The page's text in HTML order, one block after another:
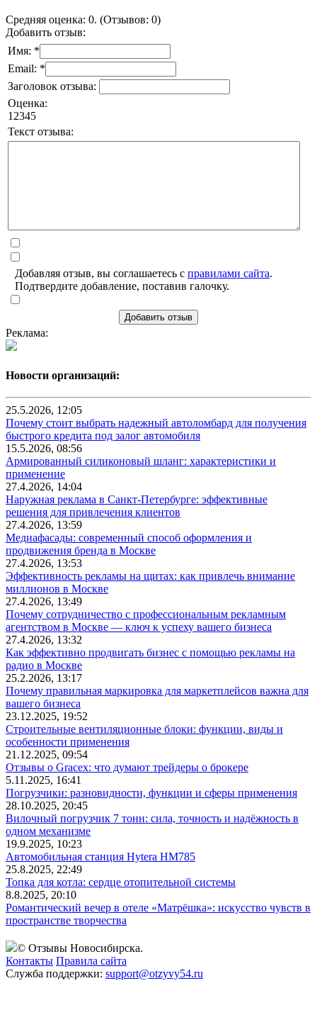
Средняя оценка: 0. (Отзывов: 0)
Добавить отзыв:
Имя: *
Email: *
Заголовок отзыва:
Оценка:
1 2345
Текст отзыва:
Добавляя отзыв, вы соглашаетесь с правилами сайта.
Подтвердите добавление, поставив галочку.
Добавить отзыв
Реклама:
Новости организаций:
25.5.2026, 12:05
Почему стоит выбрать надежный автоломбард для получения
быстрого кредита под залог автомобиля
15.5.2026, 08:56
Армированный силиконовый шланг: характеристики и
применение
27.4.2026, 14:04
Наружная реклама в Санкт-Петербурге: эффективные
решения для привлечения клиентов
27.4.2026, 13:59
Медиафасады: современный способ оформления и
продвижения бренда в Москве
27.4.2026, 13:53
Эффективность рекламы на щитах: как привлечь внимание
миллионов в Москве
27.4.2026, 13:49
Почему сотрудничество с профессиональным рекламным
агентством в Москве — ключ к успеху вашего бизнеса
27.4.2026, 13:32
Как эффективно продвигать бизнес с помощью рекламы на
радио в Москве
25.2.2026, 13:17
Почему правильная маркировка для маркетплейсов важна для
вашего бизнеса
23.12.2025, 19:52
Строительные вентиляционные блоки: функции, виды и
особенности применения
21.12.2025, 09:54
Отзывы о Gracex: что думают трейдеры о брокере
5.11.2025, 16:41
Погрузчики: разновидности, функции и сферы применения
28.10.2025, 20:45
Вилочный погрузчик 7 тонн: сила, точность и надёжность в
одном механизме
19.9.2025, 10:23
Автомобильная станция Hytera HM785
25.8.2025, 22:49
Топка для котла: сердце отопительной системы
8.8.2025, 20:10
Романтический вечер в отеле «Матрёшка»: искусство чувств в
пространстве творчества
© Отзывы Новосибирска.
Контакты Правила сайта
Служба поддержки: support@otzyvy54.ru